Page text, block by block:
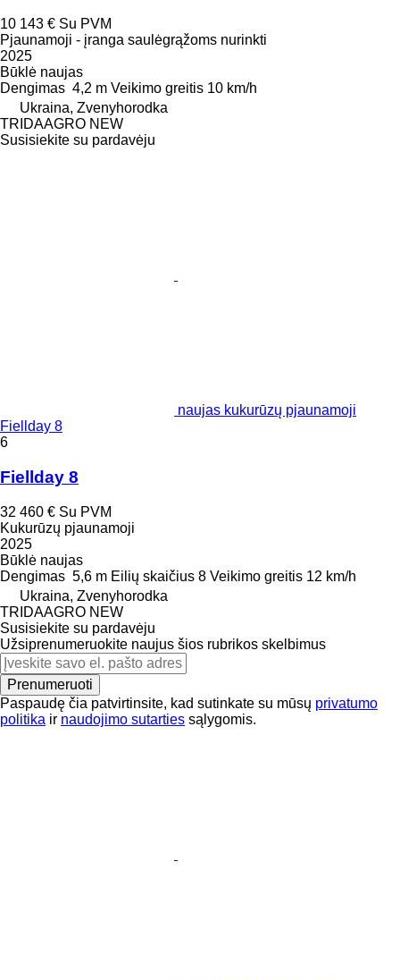
10 143 € Su PVM
Pjaunamoji - įranga saulėgrąžoms nurinkti
2025
Būklė naujas
Dengimas 4,2 m Veikimo greitis 10 km/h
Ukraina, Zvenyhorodka
TRIDAAGRO NEW
Susisiekite su pardavėju
naujas kukurūzų pjaunamoji
Fiellday 8
6
Fiellday 8
32 460 € Su PVM
Kukurūzų pjaunamoji
2025
Būklė naujas
Dengimas 5,6 m Eilių skaičius 8 Veikimo greitis 12 km/h
Ukraina, Zvenyhorodka
TRIDAAGRO NEW
Susisiekite su pardavėju
Užsiprenumeruokite naujus šios rubrikos skelbimus
Prenumeruoti
Paspaudę čia patvirtinsite, kad sutinkate su mūsų privatumo
politika ir naudojimo sutarties sąlygomis.